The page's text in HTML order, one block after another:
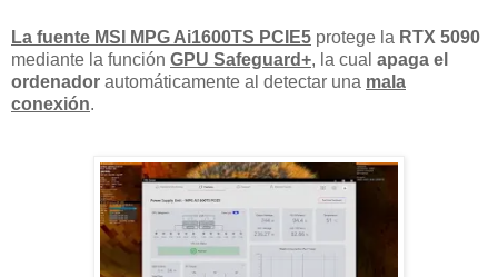
La fuente MSI MPG Ai1600TS PCIE5 protege la RTX 5090
mediante la función GPU Safeguard+, la cual apaga el
ordenador automáticamente al detectar una mala
conexión.